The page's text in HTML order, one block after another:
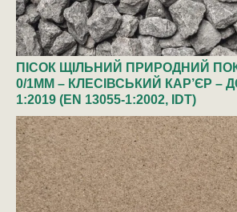
ПІСОК ЩІЛЬНИЙ ПРИРОДНИЙ
0/1ММ – КЛЕСІВСЬКИЙ КАР’ЄР –
1:2019 (EN 13055-1:2002, IDT)